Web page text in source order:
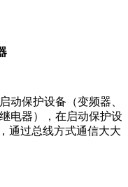
动保护设备（变频器、
电器），在启动保护设
通过总线方式通信大大